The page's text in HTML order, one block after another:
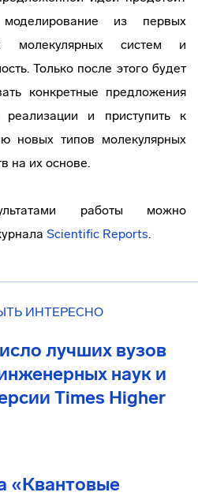
из первых
молекулярных систем и
Только после этого будет
конкретные предложения
реализации и приступить к
новых типов молекулярных
на их основе.
работы можно
Scientific Reports.
ИНТЕРЕСНО
лучших вузов
наук и
Times Higher
«Квантовые